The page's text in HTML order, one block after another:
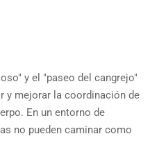
y el "paseo del cangrejo"
y mejorar la coordinación de
En un entorno de
no pueden caminar como